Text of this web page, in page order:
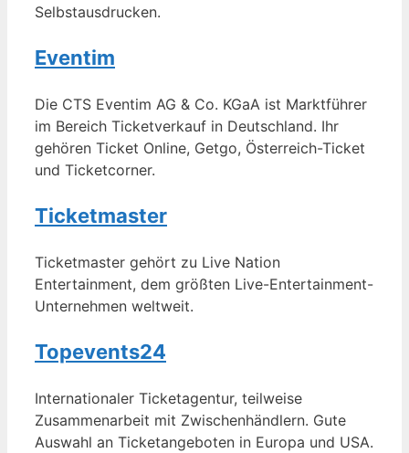
Selbstausdrucken.
Eventim
Die CTS Eventim AG & Co. KGaA ist Marktführer
im Bereich Ticketverkauf in Deutschland. Ihr
gehören Ticket Online, Getgo, Österreich-Ticket
und Ticketcorner.
Ticketmaster
Ticketmaster gehört zu Live Nation
Entertainment, dem größten Live-Entertainment-
Unternehmen weltweit.
Topevents24
Internationaler Ticketagentur, teilweise
Zusammenarbeit mit Zwischenhändlern. Gute
Auswahl an Ticketangeboten in Europa und USA.